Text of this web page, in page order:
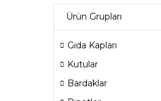
Ürün Grupları
Gıda Kapları
Kutular
Bardaklar